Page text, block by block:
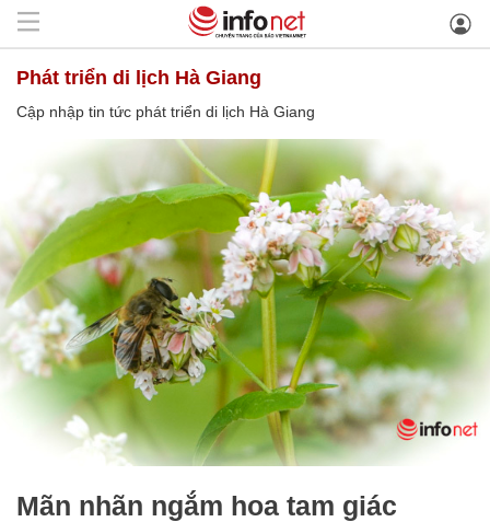
phát triển di lịch Hà Giang
Cập nhập tin tức phát triển di lịch Hà Giang
Mãn nhãn ngắm hoa tam giác